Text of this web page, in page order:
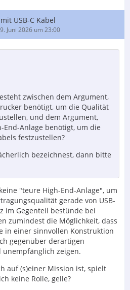
USB-C Kabel
Juni 2026 um 23:00
zwischen dem Argument,
benötigt, um die Qualität
und dem Argument,
End-Anlage benötigt, um die
festzustellen?
bezeichnest, dann bitte
"teure High-End-Anlage", um
gerade von USB-
im Gegenteil bestünde bei
zumindest die Möglichkeit, dass
in einer sinnvollen Konstruktion
gegenüber derartigen
unempfänglich zeigen.
auf (s)einer Mission ist, spielt
keine Rolle, gelle?